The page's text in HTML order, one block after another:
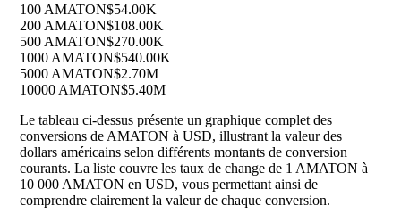
100 AMATON$54.00K
200 AMATON$108.00K
500 AMATON$270.00K
1000 AMATON$540.00K
5000 AMATON$2.70M
10000 AMATON$5.40M
Le tableau ci-dessus présente un graphique complet des
conversions de AMATON à USD, illustrant la valeur des
dollars américains selon différents montants de conversion
courants. La liste couvre les taux de change de 1 AMATON à
10 000 AMATON en USD, vous permettant ainsi de
comprendre clairement la valeur de chaque conversion.